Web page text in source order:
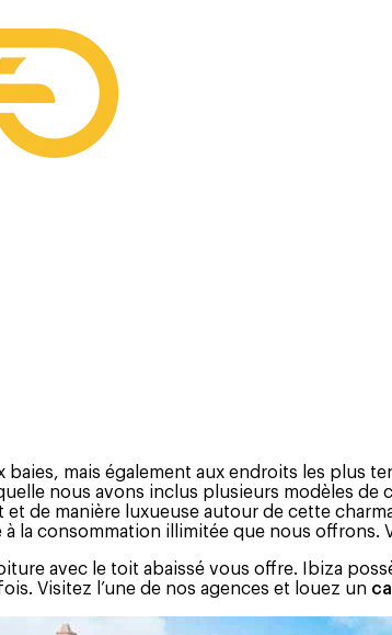
mais également aux endroits les plus
nous avons inclus plusieurs modèles
manière luxueuse autour de cette
la consommation illimitée que nous offrons.
avec le toit abaissé vous offre. Ibiza
Visitez l’une de nos agences et louez un